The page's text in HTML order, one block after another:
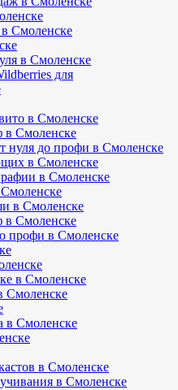
Смоленске
в Смоленске
для
в Смоленске
в Смоленске
нуля до профи в Смоленске
в Смоленске
в Смоленске
в Смоленске
в Смоленске
профи в Смоленске
в Смоленске
Смоленске
в Смоленске
в Смоленске
в Смоленске